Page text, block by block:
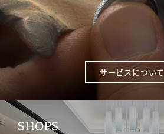
サービスについて
SHOPS